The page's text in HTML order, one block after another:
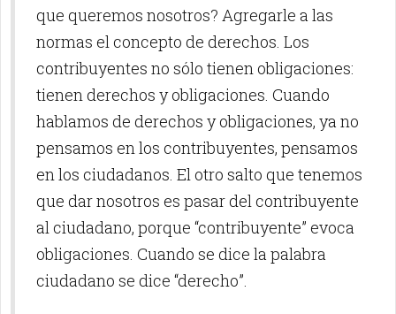
que queremos nosotros? Agregarle a las
normas el concepto de derechos. Los
contribuyentes no sólo tienen obligaciones:
tienen derechos y obligaciones. Cuando
hablamos de derechos y obligaciones, ya no
pensamos en los contribuyentes, pensamos
en los ciudadanos. El otro salto que tenemos
que dar nosotros es pasar del contribuyente
al ciudadano, porque “contribuyente” evoca
obligaciones. Cuando se dice la palabra
ciudadano se dice “derecho”.